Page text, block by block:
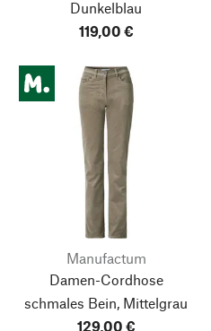
Dunkelblau
119,00 €
Manufactum
Damen-Cordhose
schmales Bein, Mittelgrau
129,00 €